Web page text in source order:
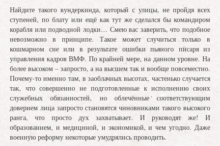
Найдите такого вундеркинда, который с улицы, не пройдя всех
ступеней, по блату или ещё как тут же сделался бы командиром
корабля или подводной лодки… Смею вас заверить, что подобное
невозможно в принципе. Такое может случиться только в
кошмарном сне или в результате ошибки пьяного писаря из
управления кадров ВМФ. По крайней мере, на данном уровне. На
более высоком – запросто, а на высшем так и вообще повсеместно.
Почему-то именно там, в заоблачных высотах, частенько случается
так, что совершенно не подготовленные к исполнению своих
служебных обязанностей, но облечённые соответствующим
доверием лица запросто становятся чиновниками такого высокого
ранга, что просто дух захватывает. И руководят же! И
образованием, и медициной, и экономикой, и чем угодно. Даже
военную реформу некоторые умудрялись проводить.